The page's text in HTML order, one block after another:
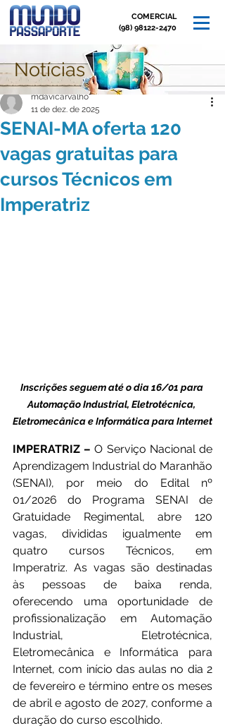
COMERCIAL
(98) 98122-2470
Post
SENAI-MA oferta 120
vagas gratuitas para
cursos Técnicos em
Imperatriz
mdavicarvalho
11 de dez. de 2025
Inscrições seguem até o dia 16/01 para
Automação Industrial, Eletrotécnica,
Eletromecânica e Informática para Internet
IMPERATRIZ – O Serviço Nacional de
Aprendizagem Industrial do Maranhão
(SENAI), por meio do Edital nº
01/2026 do Programa SENAI de
Gratuidade Regimental, abre 120
vagas, divididas igualmente em
quatro cursos Técnicos, em
Imperatriz. As vagas são destinadas
às pessoas de baixa renda,
oferecendo uma oportunidade de
profissionalização em Automação
Industrial, Eletrotécnica,
Eletromecânica e Informática para
Internet, com início das aulas no dia 2
de fevereiro e término entre os meses
de abril e agosto de 2027, conforme a
duração do curso escolhido.
Notícias